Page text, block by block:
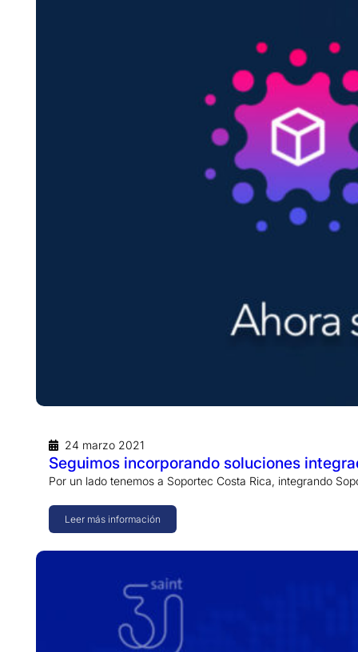
24 marzo 2021
Seguimos incorporando soluciones
Por un lado tenemos a Soportec Costa Rica, integrando
Leer más información